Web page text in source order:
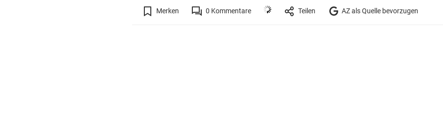
Merken 0 Kommentare Teilen AZ als Quelle bevorzugen